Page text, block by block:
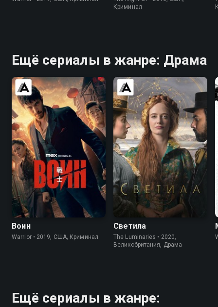
Криминал
Ещё сериалы в жанре: Драма
8.2 8.4
Воин
Warrior • 2019, США, Криминал
7.0 6.4
Светила
The Luminaries • 2020,
Великобритания, Драма
Ещё сериалы в жанре: